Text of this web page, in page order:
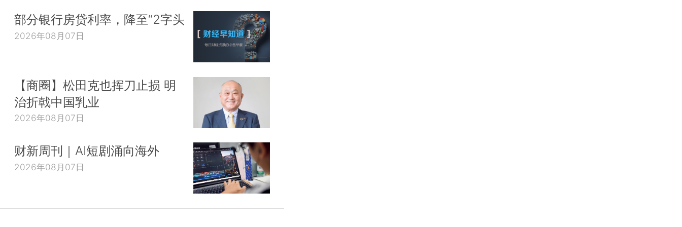
部分银行房贷利率，降至“2字头
2026年08月07日
【商圈】松田克也挥刀止损 明
治折戟中国乳业
2026年08月07日
财新周刊｜AI短剧涌向海外
2026年08月07日